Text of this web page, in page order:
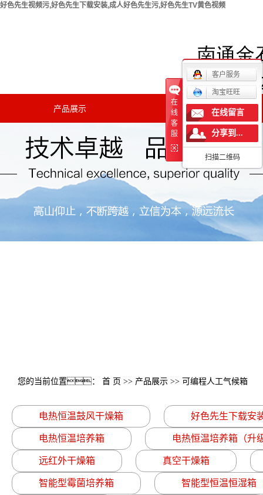
好色先生视频污,好色先生下载安装,成人好色先生污,好色先生TV黄色视频
产品展示 新闻中心
公司新闻
行业新闻
您的当前位置： 首 页 >> 产品展示 >> 可编程人工气候箱
电热恒温鼓风干燥箱 好色先生下载安
电热恒温培养箱 电热恒温培养箱（升
远红外干燥箱 真空干燥箱
智能型霉菌培养箱 智能型恒温恒湿箱
在
线
客
服
客户服务
淘宝旺旺
在线留言
分享到...
扫描二维码